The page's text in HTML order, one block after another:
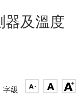
器及溫度
字級